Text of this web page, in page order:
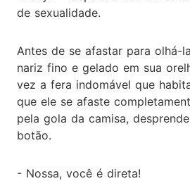
de sexualidade.
Antes de se afastar para olhá-
nariz fino e gelado em sua
vez a fera indomável que
que ele se afaste
pela gola da camisa,
botão.
- Nossa, você é direta!